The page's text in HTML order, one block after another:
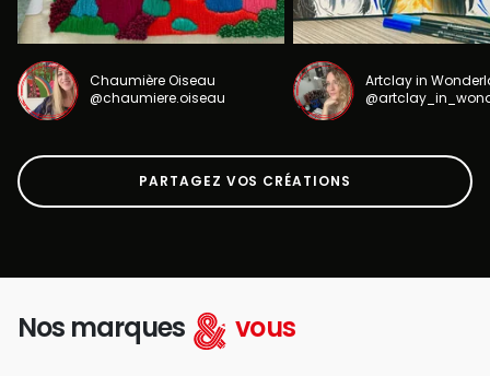
Chaumière Oiseau
@chaumiere.oiseau
Artclay in
PARTAGEZ VOS CRÉATIONS
Nos marques vous